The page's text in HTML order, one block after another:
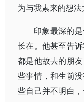
为与我素来的想法
印象最深的
长在。他甚至告
都是他故去的朋
些事情，和生前
些自己并不明白